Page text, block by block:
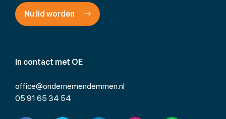
In contact met OE
office@ondernemendemmen.nl
05 91 65 34 54
Nu lid worden